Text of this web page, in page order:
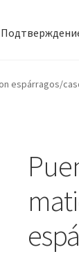
Контакты
espárragos/